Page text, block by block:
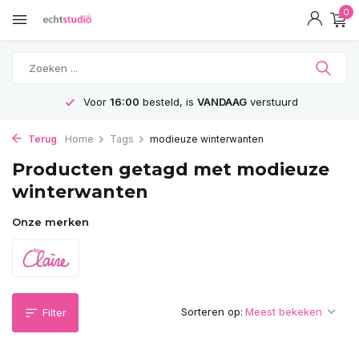
0
Voor 16:00 besteld, is VANDAAGverstuurd
Terug Home Tags modieuze winterwanten
Producten getagd met modieuze
winterwanten
Onze merken
Filter Sorteren op: